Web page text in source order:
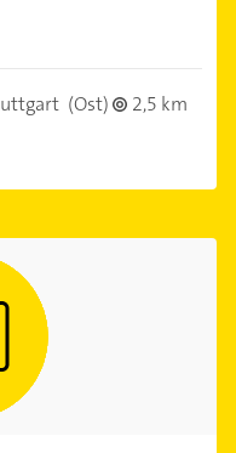
(Ost)
2,5 km